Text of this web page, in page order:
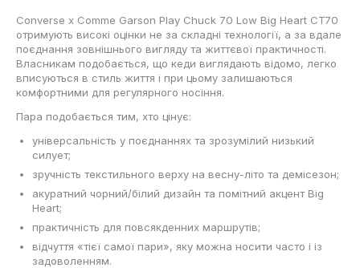
Converse x Comme Garson Play Chuck 70 Low Big Heart CT70
отримують високі оцінки не за складні технології, а за вдале
поєднання зовнішнього вигляду та життєвої практичності.
Власникам подобається, що кеди виглядають відомо, легко
вписуються в стиль життя і при цьому залишаються
комфортними для регулярного носіння.
Пара подобається тим, хто цінує:
універсальність у поєднаннях та зрозумілий низький
силует;
зручність текстильного верху на весну-літо та демісезон;
акуратний чорний/білий дизайн та помітний акцент Big
Heart;
практичність для повсякденних маршрутів;
відчуття «тієї самої пари», яку можна носити часто і із
задоволенням.